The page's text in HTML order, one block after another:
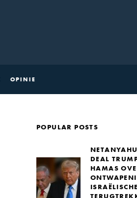
OPINIE
POPULAR POSTS
DEAL
HAMAS
ISRAËLISCHE